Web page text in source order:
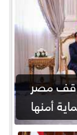
مصر
أمنها